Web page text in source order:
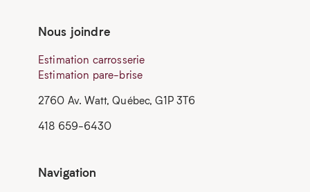
Nous joindre
Estimation carrosserie
Estimation pare-brise
2760 Av. Watt, Québec, G1P 3T6
418 659-6430
Navigation